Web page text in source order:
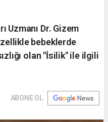
Uzmanı Dr. Gizem
bebeklerde
olan "İsilik" ile ilgili
ABONE OL